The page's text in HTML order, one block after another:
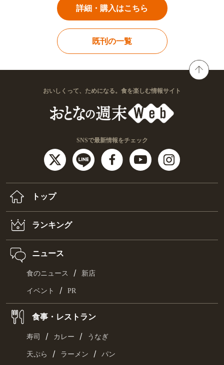
詳細・購入はこちら
既刊の一覧
おいしくって、ためになる。食を楽しむ情報サイト
SNSで最新情報をチェック
トップ
ランキング
ニュース
食のニュース / 新店
イベント / PR
食事・レストラン
寿司 / カレー / うなぎ
天ぷら / ラーメン / パン